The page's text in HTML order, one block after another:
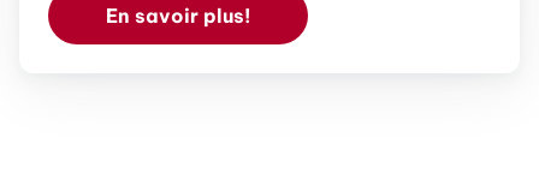
En savoir plus!